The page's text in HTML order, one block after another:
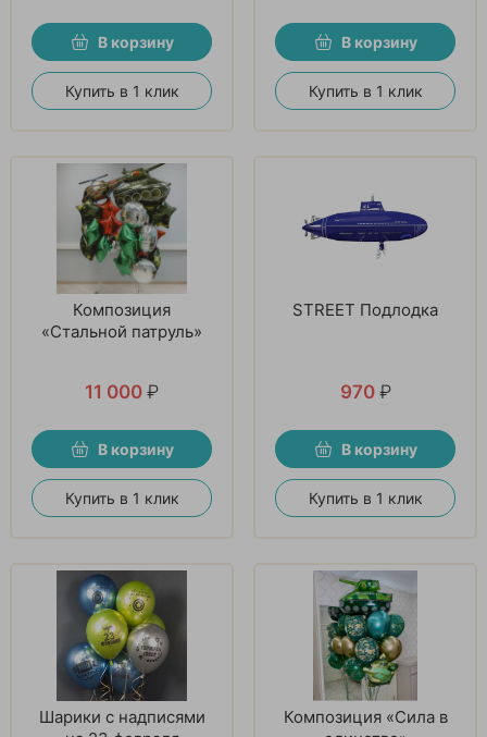
В корзину
Купить в 1 клик
В корзину
Купить в 1 клик
Композиция
«Стальной патруль»
11 000 ₽
В корзину
Купить в 1 клик
STREET Подлодка
970 ₽
В корзину
Купить в 1 клик
Шарики с надписями
Композиция «Сила в